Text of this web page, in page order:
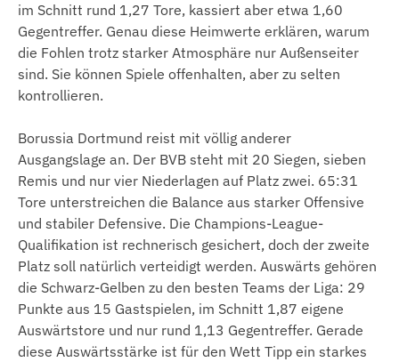
im Schnitt rund 1,27 Tore, kassiert aber etwa 1,60
Gegentreffer. Genau diese Heimwerte erklären, warum
die Fohlen trotz starker Atmosphäre nur Außenseiter
sind. Sie können Spiele offenhalten, aber zu selten
kontrollieren.
Borussia Dortmund reist mit völlig anderer
Ausgangslage an. Der BVB steht mit 20 Siegen, sieben
Remis und nur vier Niederlagen auf Platz zwei. 65:31
Tore unterstreichen die Balance aus starker Offensive
und stabiler Defensive. Die Champions-League-
Qualifikation ist rechnerisch gesichert, doch der zweite
Platz soll natürlich verteidigt werden. Auswärts gehören
die Schwarz-Gelben zu den besten Teams der Liga: 29
Punkte aus 15 Gastspielen, im Schnitt 1,87 eigene
Auswärtstore und nur rund 1,13 Gegentreffer. Gerade
diese Auswärtsstärke ist für den Wett Tipp ein starkes